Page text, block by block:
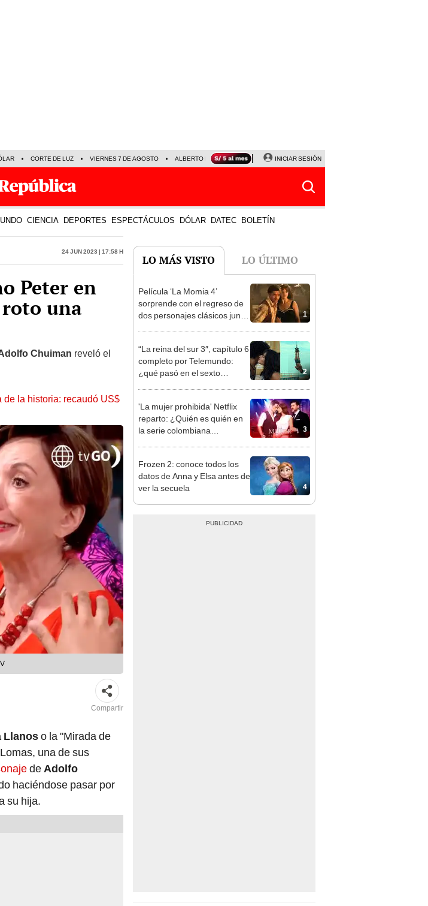
CORTE DE LUZ VIERNES 7 DE AGOSTO ALBERTO BENAVIDES NALDY SALDAÑA
INICIAR SESIÓN
CIENCIA DEPORTES ESPECTÁCULOS DÓLAR DATEC BOLETÍN
24 Jun 2023 | 17:58 h
Peter en
una
Chuiman reveló el
la historia: recaudó US$
Compartir
Llanoso la "Mirada de
una de sus
deAdolfo
haciéndose pasar por
su hija.
LO MÁS VISTO LO ÚLTIMO
1
Película ‘La Momia 4’
sorprende con el regreso de
dos personajes clásicos junto
2
“La reina del sur 3″, capítulo 6
completo por Telemundo:
¿qué pasó en el sexto
3
'La mujer prohibida' Netflix
reparto: ¿Quién es quién en
la serie colombiana
4
Frozen 2: conoce todos los
datos de Anna y Elsa antes de
ver la secuela